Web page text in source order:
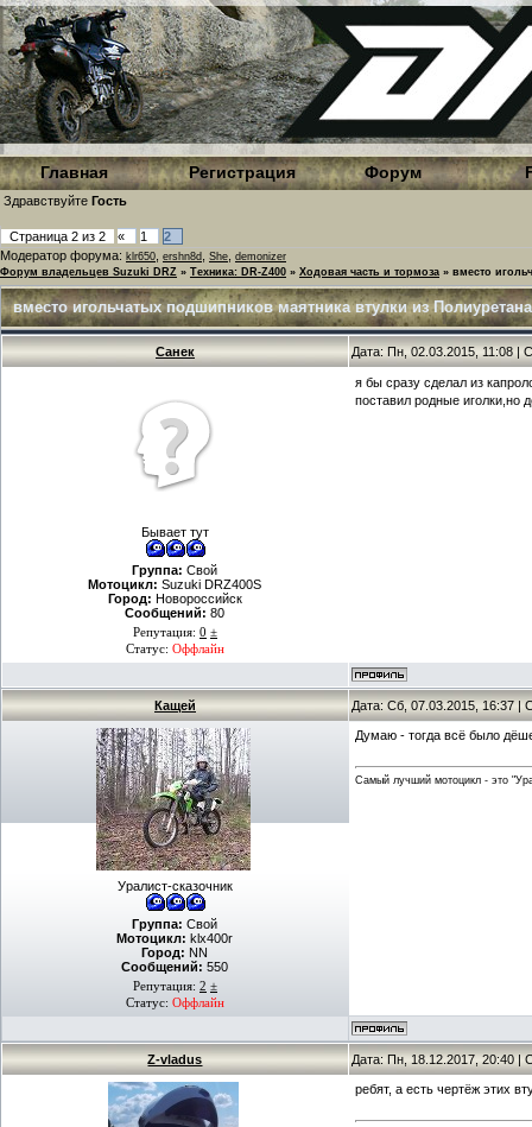
Главная Регистрация Форум
Здравствуйте Гость
Страница 2 из 2 « 1
2
Модератор форума: klr650 ershn8d She demonizer
Форум владельцев Suzuki DRZ » Техника: DR-Z400 » Ходовая часть и тормоза » вместо
вместо игольчатых подшипников маятника втулки из Полиуретана
Санек Дата: Пн, 02.03.2015, 11:08 |
Бывает тут
Группа: Свой
Мотоцикл: Suzuki DRZ400S
Город: Новороссийск
Сообщений: 80
Репутация: 0 ±
Статус: Оффлайн
я бы сразу сделал из
поставил родные иголки,но
Кащей Дата: Сб, 07.03.2015, 16:37 |
Уралист-сказочник
Группа: Свой
Мотоцикл: klx400r
Город: NN
Сообщений: 550
Репутация: 2 ±
Статус: Оффлайн
Думаю - тогда всё было
Самый лучший мотоцикл - это
Z-vladus Дата: Пн, 18.12.2017, 20:40 |
ребят, а есть чертёж этих